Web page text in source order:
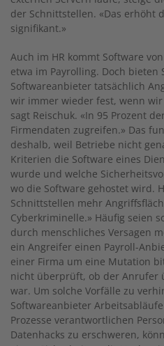
der ­Schnittstellen. «Das erhöht
signifikant.»
Auch im HR kommt Software
etwa im Payrolling. Doch bieten
Softwareanbieter tatsächlich
wir immer wieder fest, wenn
sagt Reischuk. «In 95 Prozent
Firmendaten zugreifen.» Das
deshalb, weil Betriebe nicht
Kriterien die Software eines
wurde und welche
wo die Software gehostet wird.
Schnittstellen mehr
Cyberkriminelle.» Häufig seien
durch menschliches Versagen
ein Angreifer einen Payroll-
einer Firma um eine Mutation
nicht überprüft, ob der Anrufer
war. Um solche Vorfälle zu
Softwareanbieter
Prozesse verantwortlichen
Datenhacks zu erschweren,